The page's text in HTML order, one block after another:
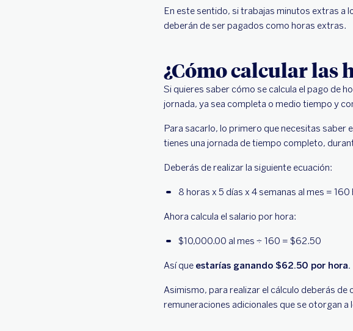
En este sentido, si trabajas minutos extras a
deberán de ser pagados como horas extras.
¿Cómo calcular las
Si quieres saber cómo se calcula el pago de
jornada, ya sea completa o medio tiempo y
Para sacarlo, lo primero que necesitas saber
tienes una jornada de tiempo completo,
Deberás de realizar la siguiente ecuación:
8 horas x 5 días x 4 semanas al mes = 160
Ahora calcula el salario por hora:
$10,000.00 al mes ÷ 160 = $62.50
Así que estarías ganando $62.50 por hora.
Asimismo, para realizar el cálculo deberás de
remuneraciones adicionales que se otorgan